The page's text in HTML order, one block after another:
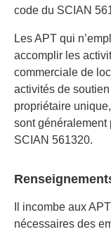
code du SCIAN
Les APT qui
accomplir les
commerciale de
activités de
propriétaire
sont généralement
SCIAN 561320.
Il incombe aux
nécessaires des